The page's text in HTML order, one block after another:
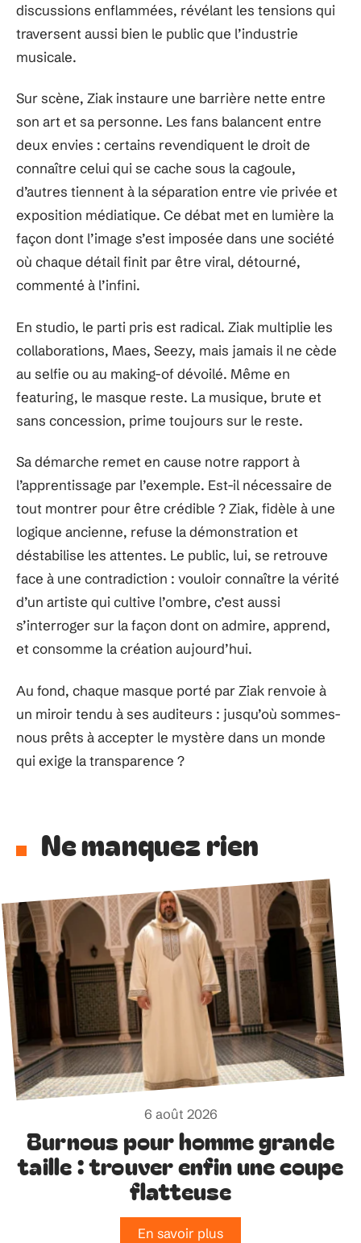
discussions enflammées, révélant les tensions qui
traversent aussi bien le public que l’industrie
musicale.
Sur scène, Ziak instaure une barrière nette entre
son art et sa personne. Les fans balancent entre
deux envies : certains revendiquent le droit de
connaître celui qui se cache sous la cagoule,
d’autres tiennent à la séparation entre vie privée et
exposition médiatique. Ce débat met en lumière la
façon dont l’image s’est imposée dans une société
où chaque détail finit par être viral, détourné,
commenté à l’infini.
En studio, le parti pris est radical. Ziak multiplie les
collaborations, Maes, Seezy, mais jamais il ne cède
au selfie ou au making-of dévoilé. Même en
featuring, le masque reste. La musique, brute et
sans concession, prime toujours sur le reste.
Sa démarche remet en cause notre rapport à
l’apprentissage par l’exemple. Est-il nécessaire de
tout montrer pour être crédible ? Ziak, fidèle à une
logique ancienne, refuse la démonstration et
déstabilise les attentes. Le public, lui, se retrouve
face à une contradiction : vouloir connaître la vérité
d’un artiste qui cultive l’ombre, c’est aussi
s’interroger sur la façon dont on admire, apprend,
et consomme la création aujourd’hui.
Au fond, chaque masque porté par Ziak renvoie à
un miroir tendu à ses auditeurs : jusqu’où sommes-
nous prêts à accepter le mystère dans un monde
qui exige la transparence ?
Ne manquez rien
6 août 2026
Burnous pour homme grande
taille : trouver enfin une coupe
flatteuse
En savoir plus